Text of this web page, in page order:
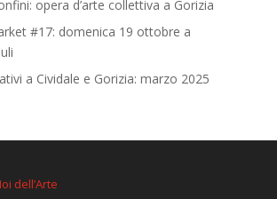
opera d’arte collettiva a Gorizia
#17: domenica 19 ottobre a
a Cividale e Gorizia: marzo 2025
dell’Arte